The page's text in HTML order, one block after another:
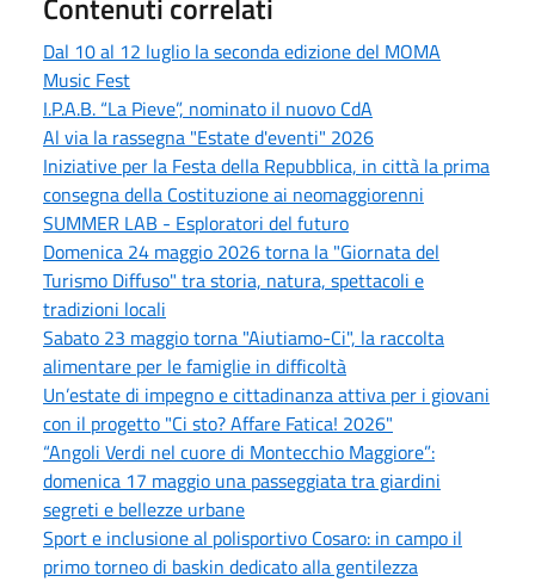
Dal 10 al 12 luglio la seconda edizione del MOMA
Music Fest
I.P.A.B. “La Pieve”, nominato il nuovo CdA
Al via la rassegna "Estate d'eventi" 2026
Iniziative per la Festa della Repubblica, in città la prima
consegna della Costituzione ai neomaggiorenni
SUMMER LAB - Esploratori del futuro
Domenica 24 maggio 2026 torna la "Giornata del
Turismo Diffuso" tra storia, natura, spettacoli e
tradizioni locali
Sabato 23 maggio torna "Aiutiamo-Ci", la raccolta
alimentare per le famiglie in difficoltà
Un’estate di impegno e cittadinanza attiva per i giovani
con il progetto "Ci sto? Affare Fatica! 2026"
“Angoli Verdi nel cuore di Montecchio Maggiore”:
domenica 17 maggio una passeggiata tra giardini
segreti e bellezze urbane
Sport e inclusione al polisportivo Cosaro: in campo il
primo torneo di baskin dedicato alla gentilezza